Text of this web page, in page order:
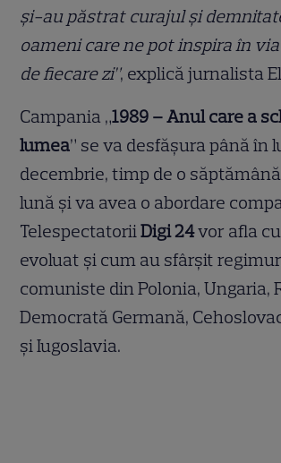
şi-au păstrat curajul şi
oameni care ne pot inspira în
de fiecare zi”, explică jurnalista
Campania „1989 – Anul care a
lumea” se va desfăşura până în
decembrie, timp de o
lună și va avea o abordare
TelespectatoriiDigi 24vor afla
evoluat şi cum au sfârşit
comuniste din Polonia, Ungaria,
Democrată Germană,
şi Iugoslavia.